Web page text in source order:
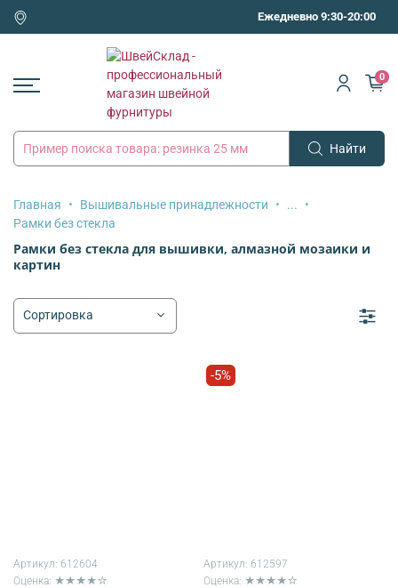
Ежедневно 9:30-20:00
Найти
0
Главная Вышивальные принадлежности
...
Рамки без стекла
Рамки без стекла для вышивки, алмазной мозаики и
картин
Артикул: 612604
Оценка: ★★★★☆
-5%
Артикул: 612597
Оценка: ★★★★☆